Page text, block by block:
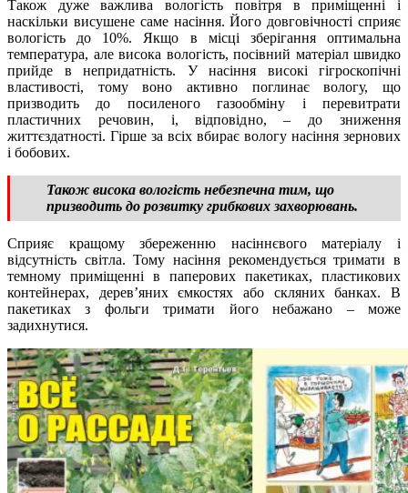
Також дуже важлива вологість повітря в приміщенні і
наскільки висушене саме насіння. Його довговічності сприяє
вологість до 10%. Якщо в місці зберігання оптимальна
температура, але висока вологість, посівний матеріал швидко
прийде в непридатність. У насіння високі гігроскопічні
властивості, тому воно активно поглинає вологу, що
призводить до посиленого газообміну і перевитрати
пластичних речовин, і, відповідно, – до зниження
життєздатності. Гірше за всіх вбирає вологу насіння зернових
і бобових.
Також висока вологість небезпечна тим, що
призводить до розвитку грибкових захворювань.
Сприяє кращому збереженню насіннєвого матеріалу і
відсутність світла. Тому насіння рекомендується тримати в
темному приміщенні в паперових пакетиках, пластикових
контейнерах, дерев’яних ємкостях або скляних банках. В
пакетиках з фольги тримати його небажано – може
задихнутися.